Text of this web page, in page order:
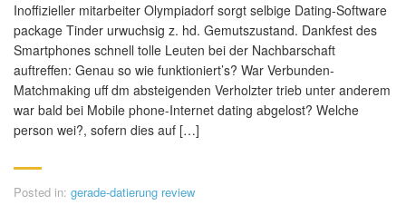
Inoffizieller mitarbeiter Olympiadorf sorgt selbige Dating-Software
package Tinder urwuchsig z. hd. Gemutszustand. Dankfest des
Smartphones schnell tolle Leuten bei der Nachbarschaft
auftreffen: Genau so wie funktioniert’s? War Verbunden-
Matchmaking uff dm absteigenden Verholzter trieb unter anderem
war bald bei Mobile phone-Internet dating abgelost? Welche
person wei?, sofern dies auf […]
Posted in: gerade-datierung review